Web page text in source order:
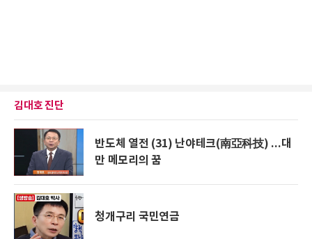
김대호 진단
반도체 열전 (31) 난야테크(南亞科技) ...대
만 메모리의 꿈
청개구리 국민연금